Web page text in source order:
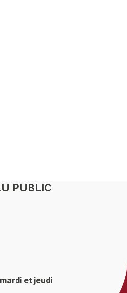
PUBLIC
et jeudi